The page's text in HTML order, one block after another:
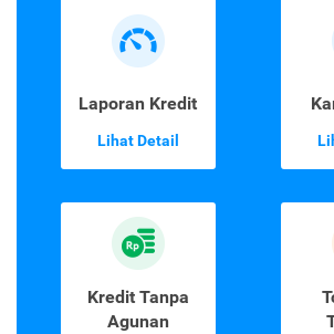
Laporan Kredit
Lihat Detail
Kredit Tanpa
Agunan